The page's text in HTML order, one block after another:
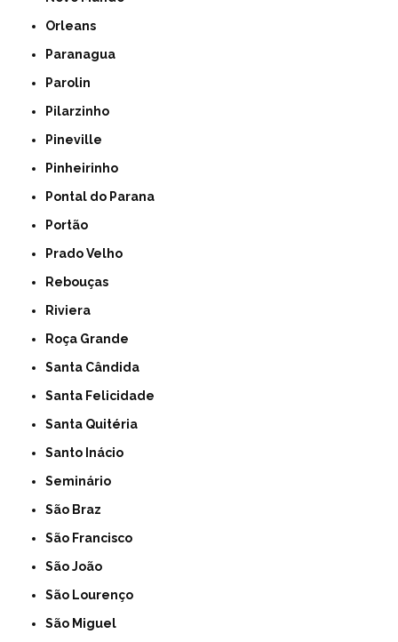
Orleans
Paranagua
Parolin
Pilarzinho
Pineville
Pinheirinho
Pontal do Parana
Portão
Prado Velho
Rebouças
Riviera
Roça Grande
Santa Cândida
Santa Felicidade
Santa Quitéria
Santo Inácio
Seminário
São Braz
São Francisco
São João
São Lourenço
São Miguel